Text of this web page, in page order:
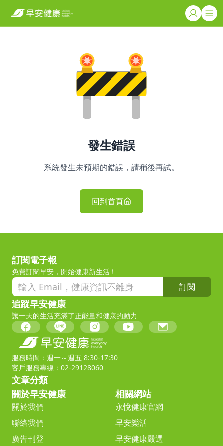
發生錯誤
系統發生未預期的錯誤，請稍後再試。
回到首頁
訂閱電子報
免費訂閱早安，開始健康新生活！
訂閱
追蹤早安健康
讓一天的生活充滿了正能量和健康的動力
服務時間：週一～週五 8:30-17:30
客戶服務專線：02-29128060
文章分類
關於早安健康
關於我們
聯絡我們
廣告刊登
相關網站
永悅健康官網
早安樂活
早安健康嚴選